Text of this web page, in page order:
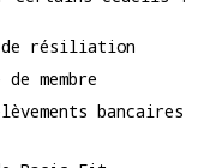
de résiliation
membre
bancaires